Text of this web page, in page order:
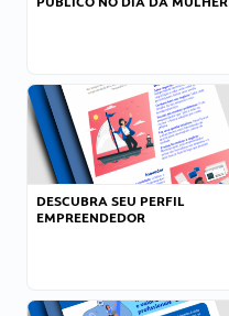
DESCUBRA SEU PERFIL
EMPREENDEDOR